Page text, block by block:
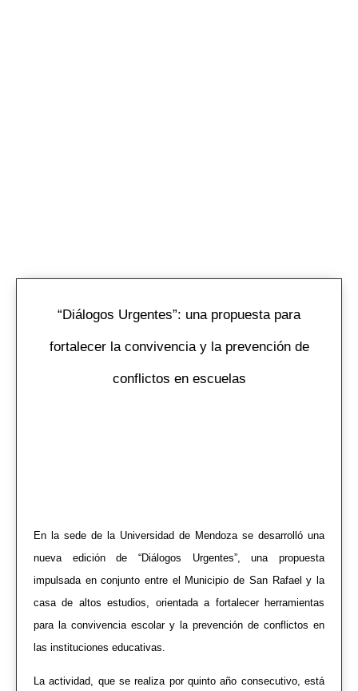
“Diálogos Urgentes”: una propuesta para
fortalecer la convivencia y la prevención de
conflictos en escuelas
En la sede de la Universidad de Mendoza se desarrolló una
nueva edición de “Diálogos Urgentes”, una propuesta
impulsada en conjunto entre el Municipio de San Rafael y la
casa de altos estudios, orientada a fortalecer herramientas
para la convivencia escolar y la prevención de conflictos en
las instituciones educativas.
La actividad, que se realiza por quinto año consecutivo, está